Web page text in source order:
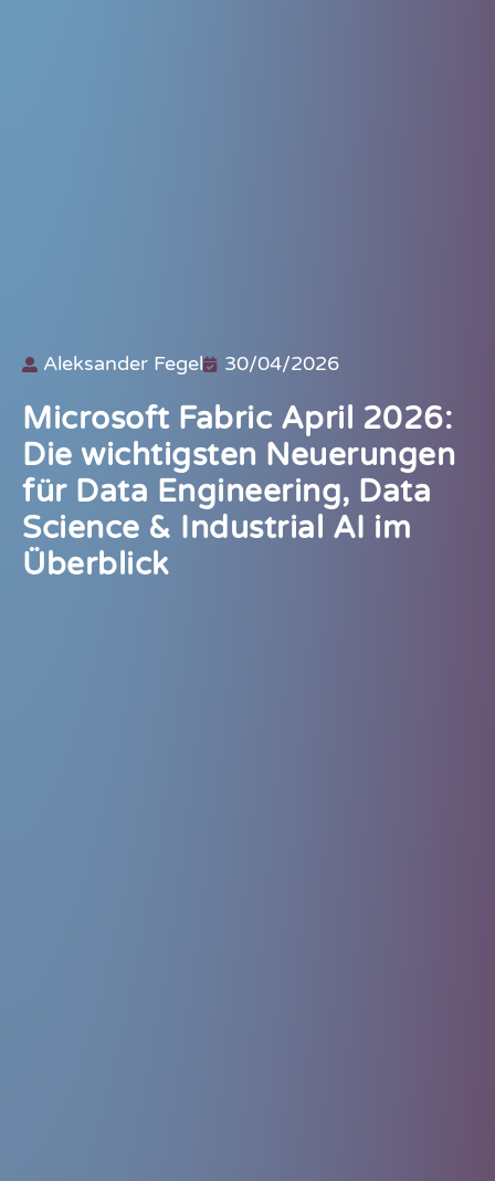
Aleksander Fegel 30/04/2026
Microsoft Fabric April 2026:
Die wichtigsten Neuerungen
für Data Engineering, Data
Science & Industrial AI im
Überblick